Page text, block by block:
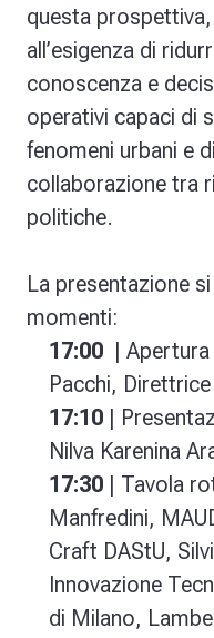
questa
all’esigenza di
conoscenza e
operativi capaci di
fenomeni urbani e
collaborazione tra
politiche.
La presentazione
momenti:
17:00 |
Pacchi, Direttrice
17:10 |
Nilva Karenina
17:30 | Tavola
Manfredini,
Craft DAStU,
Innovazione
di Milano,